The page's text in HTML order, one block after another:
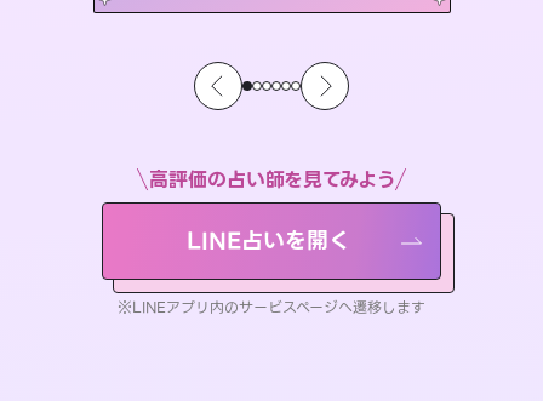
高評価の占い師を見てみよう
LINE占いを開く
※LINEアプリ内のサービスページへ遷移します